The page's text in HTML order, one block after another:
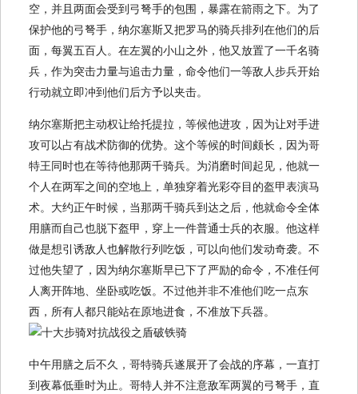
空，并且两面会受到弓弩手的包围，暴露在箭雨之下。为了
保护他的弓弩手，纳尔塞斯又把罗马的骑兵排列在他们的后
面，每翼五百人。在左翼的小山之外，他又放置了一千名骑
兵，作为突击力量与追击力量，命令他们一等敌人步兵开始
行动就立即冲到他们后方予以夹击。
纳尔塞斯把主动权让给托提拉，等候他进攻，因为让对手进
攻可以占有战术防御的优势。这个等候的时间颇长，因为哥
特王同时也在等待他那两千骑兵。为消磨时间起见，他就一
个人在两军之间的空地上，单独穿着光彩夺目的盔甲表演马
术。大约正午时候，当那两千骑兵到达之后，他就命令全体
用膳而自己也脱下盔甲，穿上一件普通士兵的衣服。他这样
做是想引诱敌人也解散行列吃饭，可以向他们发动奇袭。不
过他失望了，因为纳尔塞斯早已下了严励的命令，不准任何
人离开阵地、坐卧或吃饭。不过他并非不准他们吃一点东
西，所有人都只能站在原地进食，不准放下兵器。
中午用膳之后不久，哥特骑兵遂展开了会战的序幕，一直打
到夜幕低垂时为止。哥特人并不注意敌军两翼的弓弩手，直